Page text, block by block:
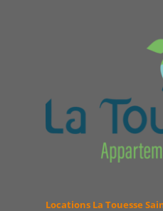
Locations La Touesse